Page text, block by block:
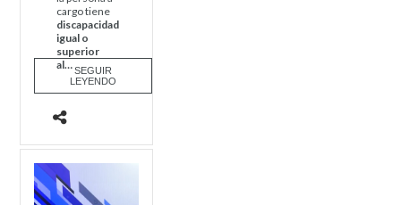
cargo tiene
discapacidad
igual o
superior
al…SEGUIR
LEYENDO